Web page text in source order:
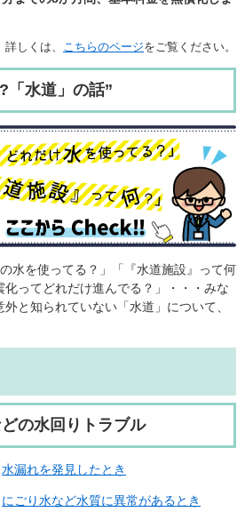
詳しくは、 こちらのページをご覧ください。
「水道」の話”
水を使ってる？」「『水道施設』って何
ってどれだけ進んでる？」・・・みな
と知られていない「水道」について、
の水回りトラブル
水漏れを発見したとき
にごり水など水質に異常があるとき